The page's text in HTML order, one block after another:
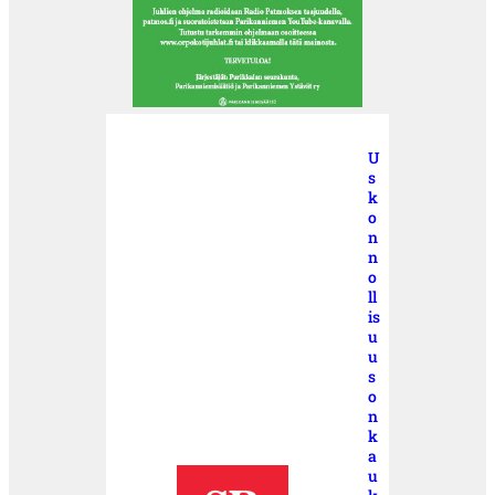
U
s
k
o
n
n
o
ll
is
u
u
s
o
n
k
a
u